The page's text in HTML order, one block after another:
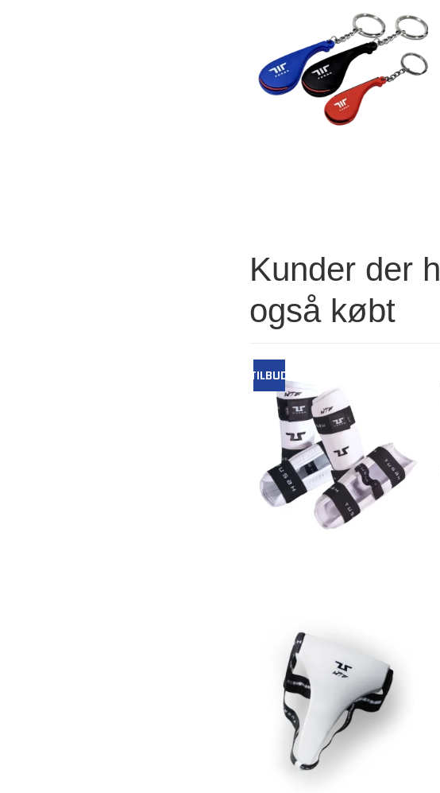
Kunder der
også købt
TILBUD